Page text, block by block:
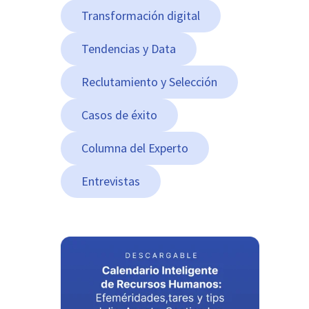
Transformación digital
Tendencias y Data
Reclutamiento y Selección
Casos de éxito
Columna del Experto
Entrevistas